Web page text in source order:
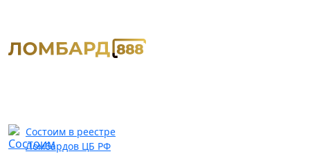
Состоим в реестре
Ломбардов ЦБ РФ